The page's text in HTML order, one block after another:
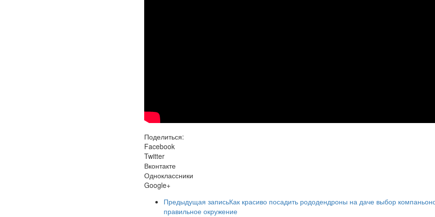
Поделиться:
Facebook
Twitter
Вконтакте
Одноклассники
Google+
Предыдущая записьКак красиво посадить рододендроны на даче выбор
правильное окружение